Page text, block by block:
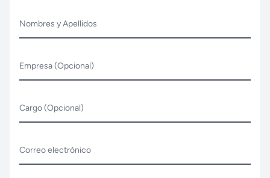
Nombres y Apellidos
Empresa (Opcional)
Cargo (Opcional)
Correo electrónico